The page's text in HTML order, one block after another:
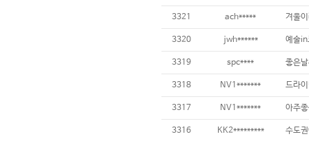
3321 ach*****
3320 jwh******
3319 spc****
3318 NV1*******
3317 NV1******* 아주
3316 KK2*********